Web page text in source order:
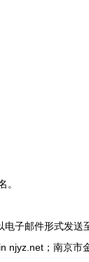
。
子邮件形式发送
njyz.net；南京市